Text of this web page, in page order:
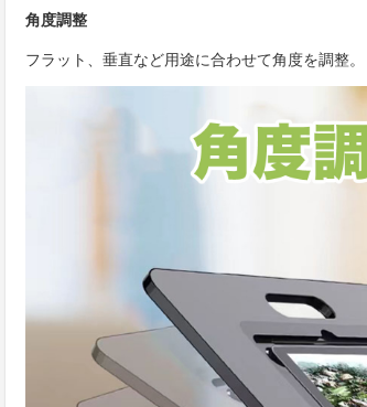
角度調整
フラット、垂直など用途に合わせて角度を調整。